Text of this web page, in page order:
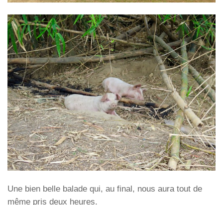
Une bien belle balade qui, au final, nous aura tout de
même pris deux heures.